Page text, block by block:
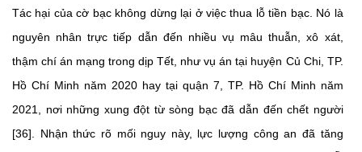
Tác hại của cờ bạc không dừng lại ở việc thua lỗ tiền bạc. Nó là
nguyên nhân trực tiếp dẫn đến nhiều vụ mâu thuẫn, xô xát,
thậm chí án mạng trong dịp Tết, như vụ án tại huyện Củ Chi, TP.
Hồ Chí Minh năm 2020 hay tại quận 7, TP. Hồ Chí Minh năm
2021, nơi những xung đột từ sòng bạc đã dẫn đến chết người
[36]. Nhận thức rõ mối nguy này, lực lượng công an đã tăng